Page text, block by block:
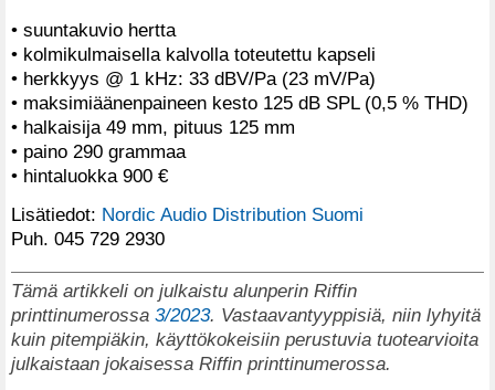
• suuntakuvio hertta
• kolmikulmaisella kalvolla toteutettu kapseli
• herkkyys @ 1 kHz: 33 dBV/Pa (23 mV/Pa)
• maksimiäänenpaineen kesto 125 dB SPL (0,5 % THD)
• halkaisija 49 mm, pituus 125 mm
• paino 290 grammaa
• hintaluokka 900 €
Lisätiedot: Nordic Audio Distribution Suomi
Puh. 045 729 2930
Tämä artikkeli on julkaistu alunperin Riffin
printtinumerossa 3/2023. Vastaavantyyppisiä, niin lyhyitä
kuin pitempiäkin, käyttökokeisiin perustuvia tuotearvioita
julkaistaan jokaisessa Riffin printtinumerossa.